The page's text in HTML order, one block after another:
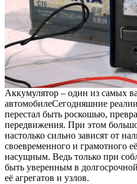
Аккумулятор – один из самых
автомобилеСегодняшние
перестал быть роскошью,
передвижения. При этом
настолько сильно зависят от
своевременного и грамотного
насущным. Ведь только при
быть уверенным в
её агрегатов и узлов.